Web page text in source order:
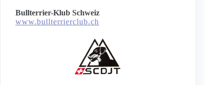
Bullterrier-Klub Schweiz
www.bullterrierclub.ch